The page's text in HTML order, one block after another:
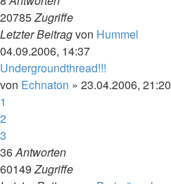
20785Zugriffe
Letzter Beitragvon Hummel
04.09.2006, 14:37
Undergroundthread!!!
von Echnaton » 23.04.2006, 21:20
1
2
3
36Antworten
60149Zugriffe